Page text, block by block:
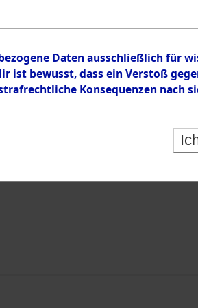
Daten ausschließlich für
bewusst, dass ein Verstoß
Konsequenzen nach